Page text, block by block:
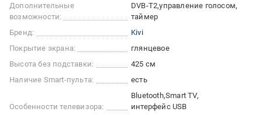
Дополнительные
возможности:
DVB-T2 управление голосом
таймер
Бренд:
Kivi
Покрытие экрана:
глянцевое
Высота без подставки:
425 см
Наличие Smart-пульта:
есть
Особенности телевизора:
Bluetooth Smart TV
интерфейс USB